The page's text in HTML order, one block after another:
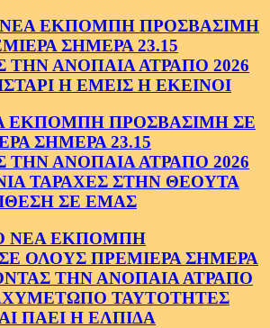
ΝΕΑ ΕΚΠΟΜΠΗ ΠΡΟΣΒΑΣΙΜΗ
ΣΗΜΕΡΑ 23.15
ΤΗΝ ΑΝΟΠΑΙΑ ΑΤΡΑΠΟ 2026
Η ΕΜΕΙΣ Η ΕΚΕΙΝΟΙ
ΕΚΠΟΜΠΗ ΠΡΟΣΒΑΣΙΜΗ ΣΕ
ΣΗΜΕΡΑ 23.15
ΤΗΝ ΑΝΟΠΑΙΑ ΑΤΡΑΠΟ 2026
ΤΑΡΑΧΕΣ ΣΤΗΝ ΘΕΟΥΤΑ
ΣΕ ΕΜΑΣ
ΝΕΑ ΕΚΠΟΜΠΗ
ΟΛΟΥΣ ΠΡΕΜΙΕΡΑ ΣΗΜΕΡΑ
ΤΗΝ ΑΝΟΠΑΙΑ ΑΤΡΑΠΟ
ΤΑΥΤΟΤΗΤΕΣ
ΠΑΕΙ Η ΕΛΠΙΔΑ